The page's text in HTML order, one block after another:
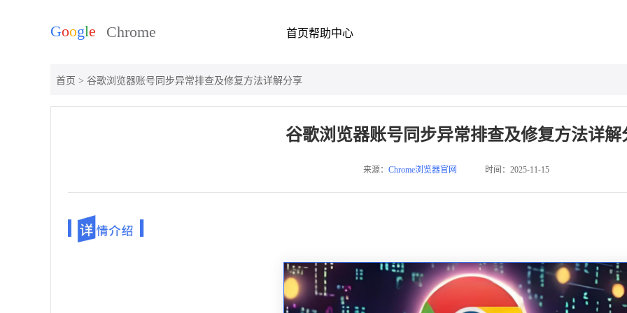
首页帮助中心
首页 > 谷歌浏览器账号同步异常排查及修复方法详解分享
谷歌浏览器账号同步异常排查及修复方法详解
来源： Chrome浏览器官网 时间：2025-11-15